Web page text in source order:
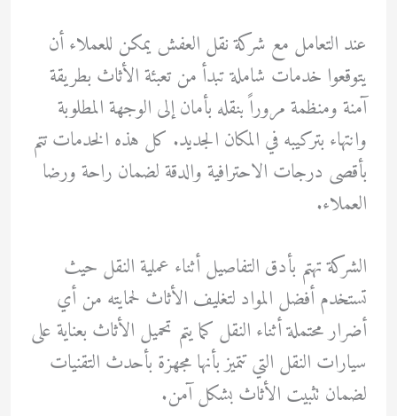
عند التعامل مع شركة نقل العفش يمكن للعملاء أن
يتوقعوا خدمات شاملة تبدأ من تعبئة الأثاث بطريقة
آمنة ومنظمة مروراً بنقله بأمان إلى الوجهة المطلوبة
وانتهاء بتركيبه في المكان الجديد. كل هذه الخدمات تتم
بأقصى درجات الاحترافية والدقة لضمان راحة ورضا
العملاء.
الشركة تهتم بأدق التفاصيل أثناء عملية النقل حيث
تستخدم أفضل المواد لتغليف الأثاث لحمايته من أي
أضرار محتملة أثناء النقل كما يتم تحميل الأثاث بعناية على
سيارات النقل التي تتميز بأنها مجهزة بأحدث التقنيات
لضمان تثبيت الأثاث بشكل آمن.